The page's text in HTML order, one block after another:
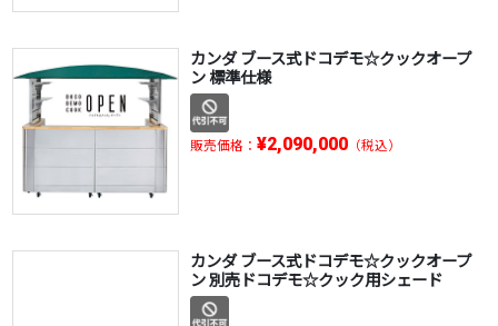
カンダ ブース式ドコデモ☆クックオープ
ン 標準仕様
販売価格： ¥2,090,000（税込）
カンダ ブース式ドコデモ☆クックオープ
ン 別売ドコデモ☆クック用シェード